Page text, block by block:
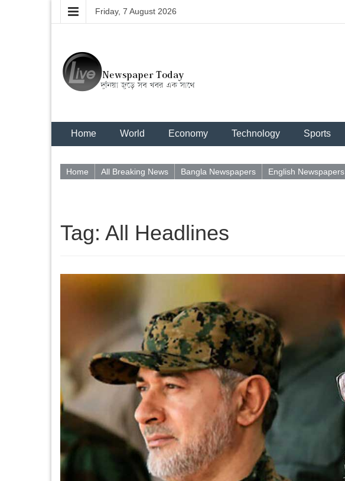
Friday, 7 August 2026
Home World Economy Technology Sports
Home All Breaking News Bangla Newspapers English Newspapers
Tag: All Headlines